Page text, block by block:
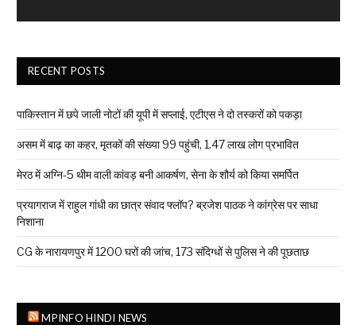
RECENT POSTS
पाकिस्तान में छपे जाली नोटों की यूपी में सप्लाई, एटीएस ने दो तस्करों को पकड़ा
असम में बाढ़ का कहर, मृतकों की संख्या 99 पहुंची, 1.47 लाख लोग प्रभावित
मेरठ में अग्नि-5 थीम वाली कांवड़ बनी आकर्षण, सेना के शौर्य को किया समर्पित
प्रयागराज में राहुल गांधी का छात्र संवाद फ्लॉप? ब्रजेश पाठक ने कांग्रेस पर साधा
निशाना
CG के नारायणपुर में 1200 घरों की जांच, 173 संदिग्धों से पुलिस ने की पूछताछ
MPINFO HINDI NEWS